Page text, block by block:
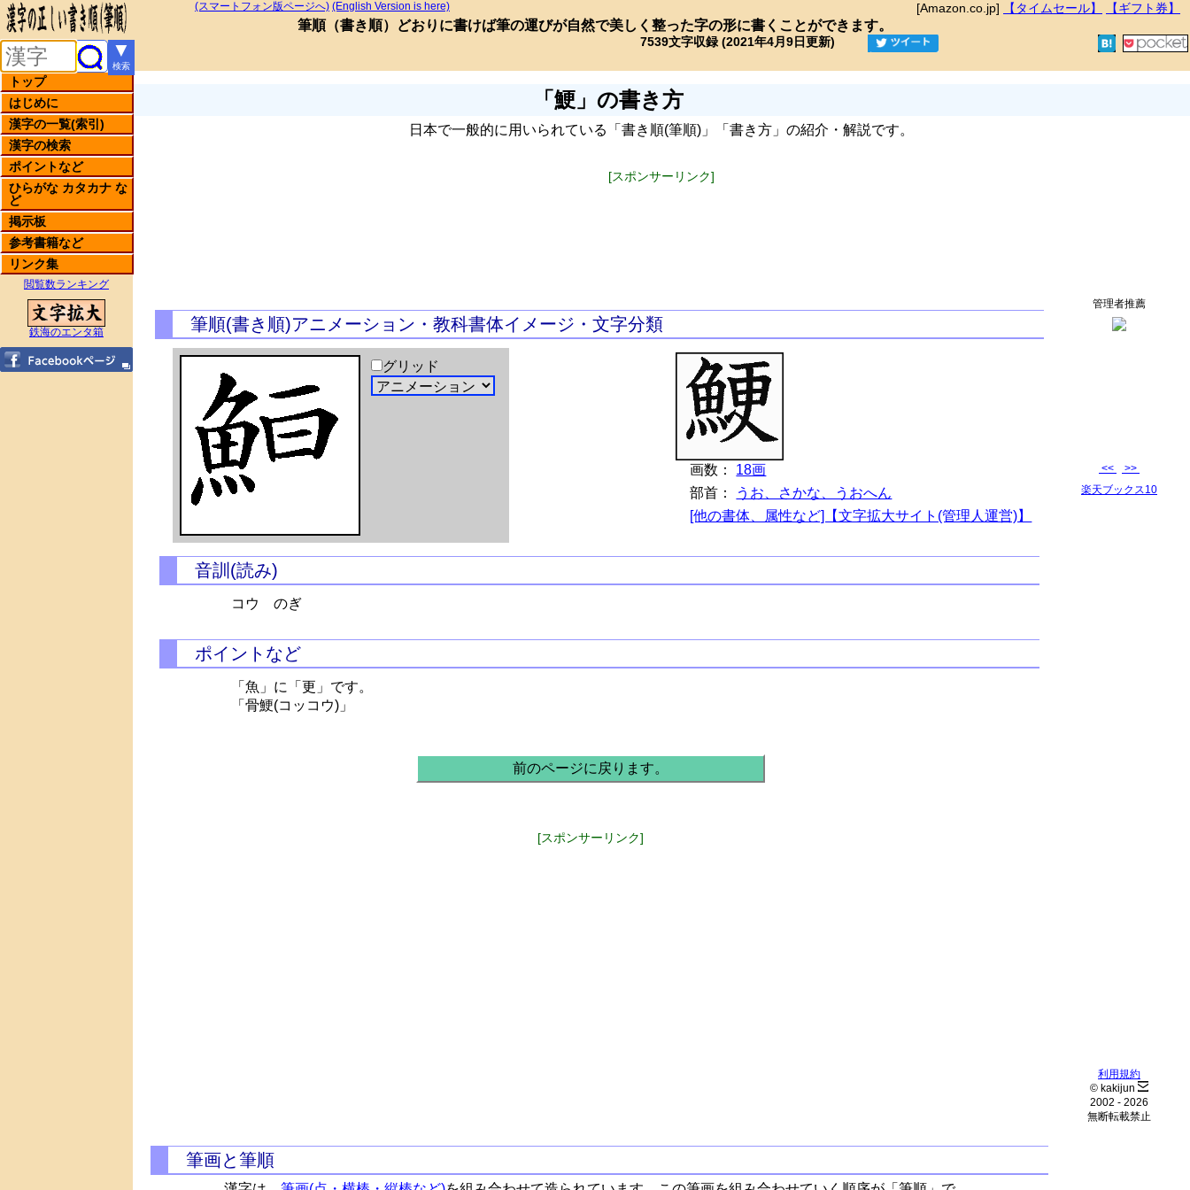
[Amazon.co.jp] 【タイムセール】 【ギフト券】
(スマートフォン版ページへ) (English Version is here)
筆順（書き順）どおりに書けば筆の運びが自然で美しく整った字の形に書くことができます。
7539文字収録 (2021年4月9日更新)
▼
検索
トップ
はじめに
漢字の一覧(索引)
漢字の検索
ポイントなど
ひらがな カタカナ な
ど
掲示板
参考書籍など
リンク集
閲覧数ランキング
鉄海のエンタ箱
「鯁」の書き方
日本で一般的に用いられている「書き順(筆順)」「書き方」の紹介・解説です。
[スポンサーリンク]
筆順(書き順)アニメーション・教科書体イメージ・文字分類
グリッド
画数： 18画
部首：
うお、さかな、うおへん
[他の書体、属性など]【文字拡大サイト(管理人運営)】
音訓(読み)
コウ のぎ
ポイントなど
「魚」に「更」です。
「骨鯁(コッコウ)」
前のページに戻ります。
[スポンサーリンク]
筆画と筆順
管理者推薦
<<
>>
楽天ブックス10
利用規約
© kakijun
2002 - 2026
無断転載禁止